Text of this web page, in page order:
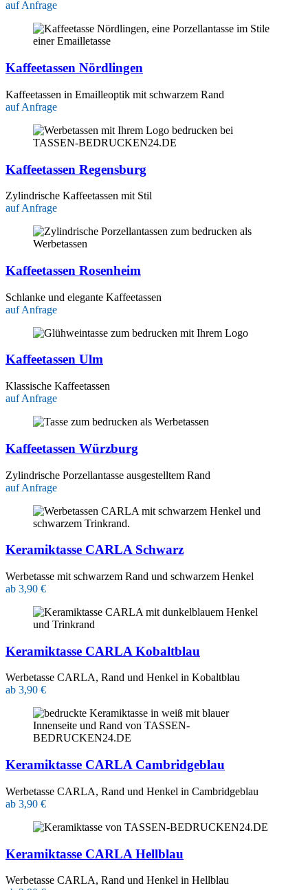
auf Anfrage
Kaffeetassen Nördlingen
Kaffeetassen in Emailleoptik mit schwarzem Rand
auf Anfrage
Kaffeetassen Regensburg
Zylindrische Kaffeetassen mit Stil
auf Anfrage
Kaffeetassen Rosenheim
Schlanke und elegante Kaffeetassen
auf Anfrage
Kaffeetassen Ulm
Klassische Kaffeetassen
auf Anfrage
Kaffeetassen Würzburg
Zylindrische Porzellantasse ausgestelltem Rand
auf Anfrage
Keramiktasse CARLA Schwarz
Werbetasse mit schwarzem Rand und schwarzem Henkel
ab 3,90 €
Keramiktasse CARLA Kobaltblau
Werbetasse CARLA, Rand und Henkel in Kobaltblau
ab 3,90 €
Keramiktasse CARLA Cambridgeblau
Werbetasse CARLA, Rand und Henkel in Cambridgeblau
ab 3,90 €
Keramiktasse CARLA Hellblau
Werbetasse CARLA, Rand und Henkel in Hellblau